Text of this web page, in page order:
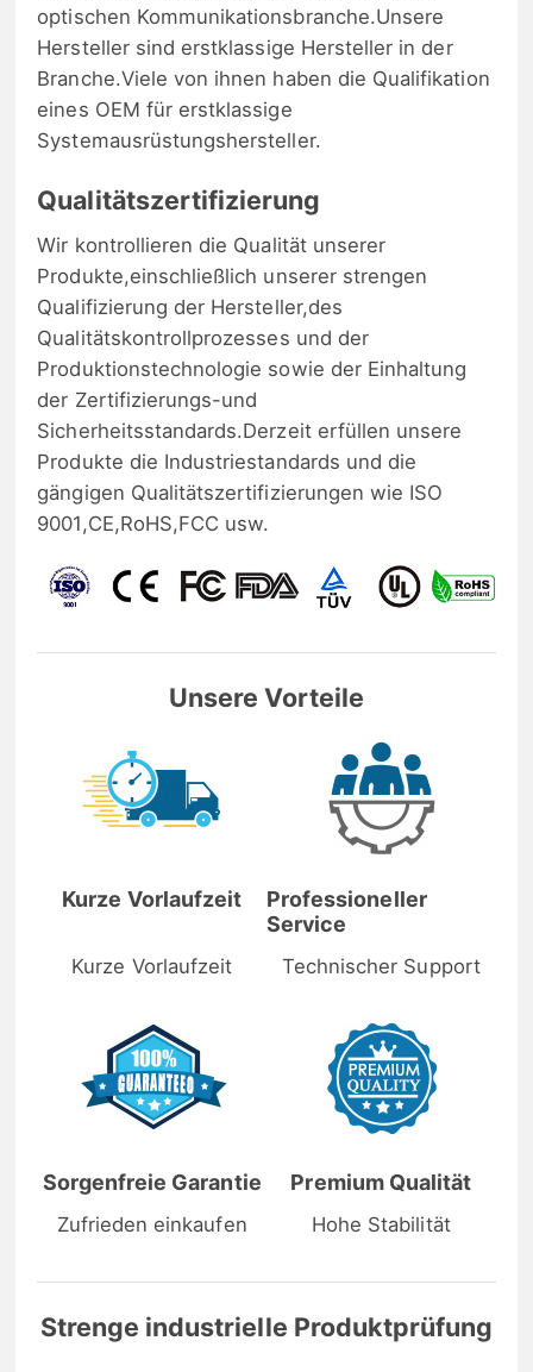
optischen Kommunikationsbranche.Unsere
Hersteller sind erstklassige Hersteller in der
Branche.Viele von ihnen haben die Qualifikation
eines OEM für erstklassige
Systemausrüstungshersteller.
Qualitätszertifizierung
Wir kontrollieren die Qualität unserer
Produkte,einschließlich unserer strengen
Qualifizierung der Hersteller,des
Qualitätskontrollprozesses und der
Produktionstechnologie sowie der Einhaltung
der Zertifizierungs-und
Sicherheitsstandards.Derzeit erfüllen unsere
Produkte die Industriestandards und die
gängigen Qualitätszertifizierungen wie ISO
9001,CE,RoHS,FCC usw.
Unsere Vorteile
Kurze Vorlaufzeit
Kurze Vorlaufzeit
Professioneller
Service
Technischer Support
Sorgenfreie Garantie
Zufrieden einkaufen
Premium Qualität
Hohe Stabilität
Strenge industrielle Produktprüfung